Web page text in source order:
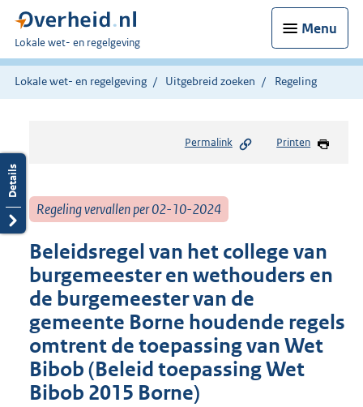
Menu
U
bent
hier:
Lokale wet- en regelgeving
Lokale wet- en regelgeving Uitgebreid zoeken Regeling
Permalink Printen
Regeling vervallen per 02-10-2024
Beleidsregel van het college van
burgemeester en wethouders en
de burgemeester van de
gemeente Borne houdende regels
omtrent de toepassing van Wet
Bibob (Beleid toepassing Wet
Bibob 2015 Borne)